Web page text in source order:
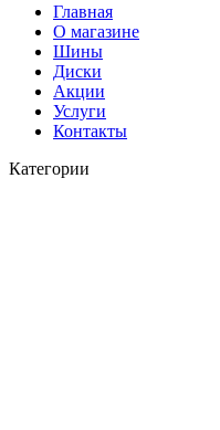
Главная
О магазине
Шины
Диски
Акции
Услуги
Контакты
Категории